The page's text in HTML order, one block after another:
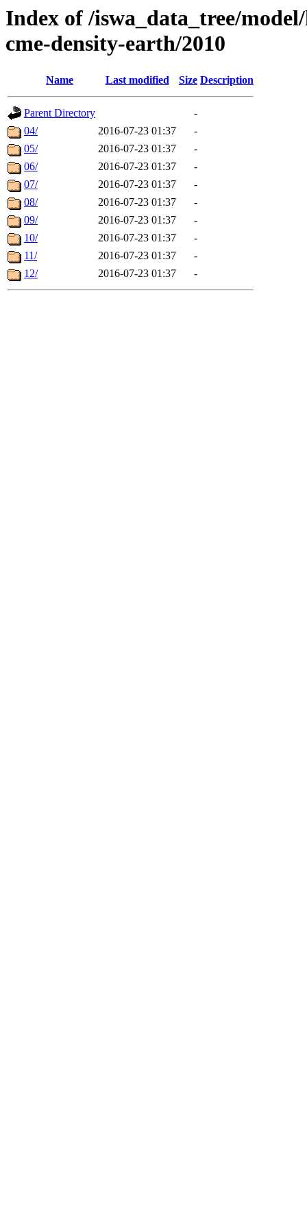
Index of /iswa_data_tree/
cme-density-earth/2010
Name Last modified Size Description
Parent Directory
-
04/
2016-07-23 01:37
-
05/
2016-07-23 01:37
-
06/
2016-07-23 01:37
-
07/
2016-07-23 01:37
-
08/
2016-07-23 01:37
-
09/
2016-07-23 01:37
-
10/
2016-07-23 01:37
-
11/
2016-07-23 01:37
-
12/
2016-07-23 01:37 -